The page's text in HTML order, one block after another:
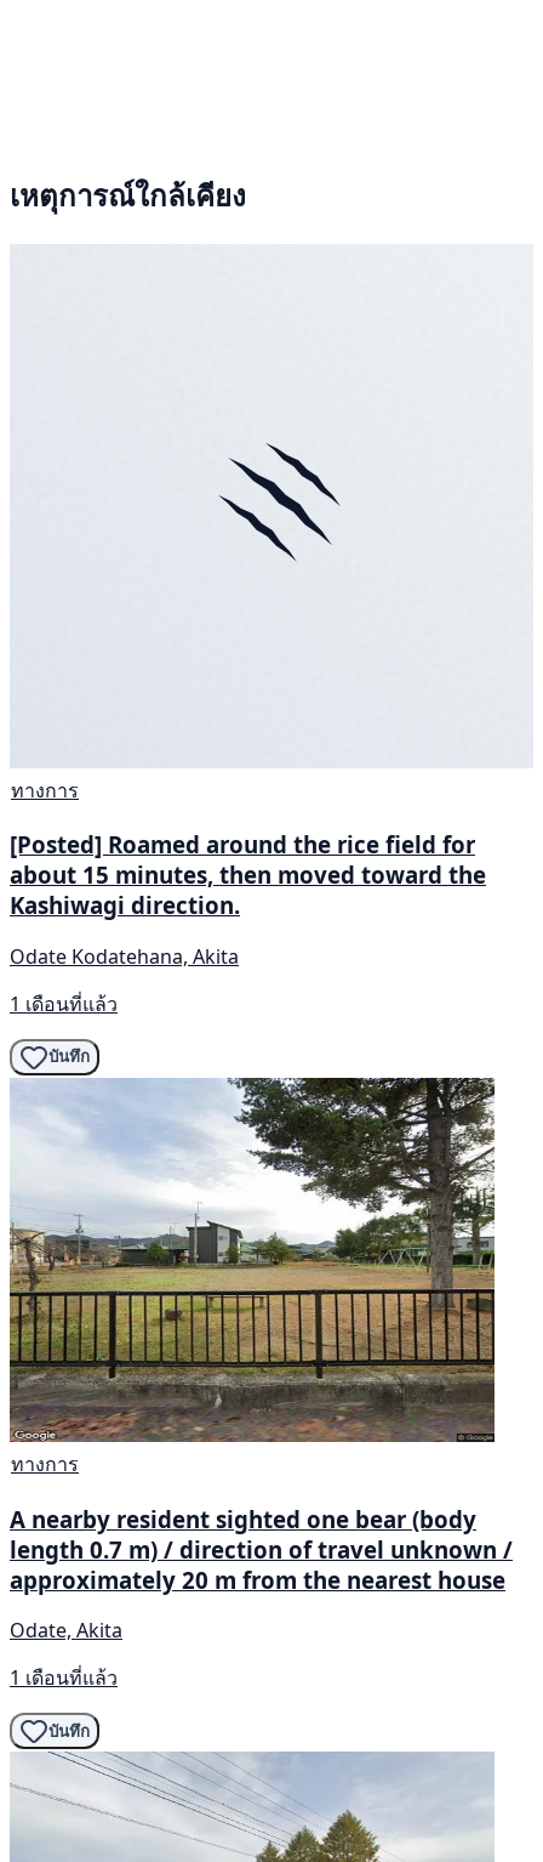
เหตุการณ์ใกล้เคียง
ทางการ
[Posted] Roamed around the rice field for
about 15 minutes, then moved toward the
Kashiwagi direction.
Odate Kodatehana, Akita
1 เดือนที่แล้ว
บันทึก
ทางการ
A nearby resident sighted one bear (body
length 0.7 m) / direction of travel unknown /
approximately 20 m from the nearest house
Odate, Akita
1 เดือนที่แล้ว
บันทึก